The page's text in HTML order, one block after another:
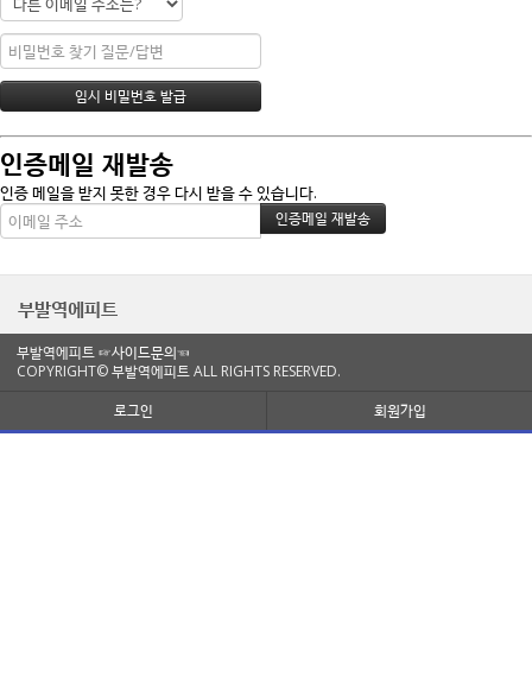
인증메일 재발송
인증 메일을 받지 못한 경우 다시 받을 수 있습니다.
부발역에피트
부발역에피트☞사이드문의☜
COPYRIGHT© 부발역에피트 ALL RIGHTS RESERVED.
로그인
회원가입